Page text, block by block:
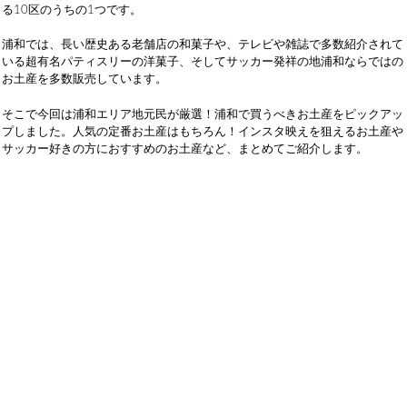
る10区のうちの1つです。
浦和では、長い歴史ある老舗店の和菓子や、テレビや雑誌で多数紹介されて
いる超有名パティスリーの洋菓子、そしてサッカー発祥の地浦和ならではの
お土産を多数販売しています。
そこで今回は浦和エリア地元民が厳選！浦和で買うべきお土産をピックアッ
プしました。人気の定番お土産はもちろん！インスタ映えを狙えるお土産や
サッカー好きの方におすすめのお土産など、まとめてご紹介します。